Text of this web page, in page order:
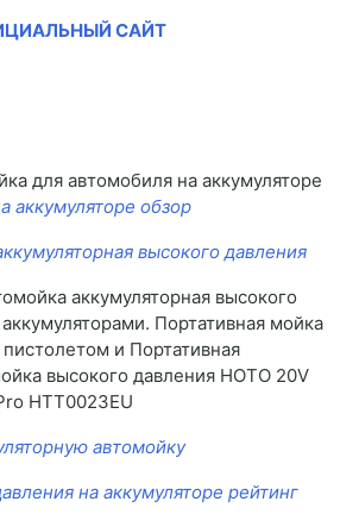
САЙТ
для автомобиля на аккумуляторе
аккумуляторе обзор
высокого давления
аккумуляторная высокого
Портативная мойка
и Портативная
высокого давления HOTO 20V
HTT0023EU
автомойку
на аккумуляторе рейтинг